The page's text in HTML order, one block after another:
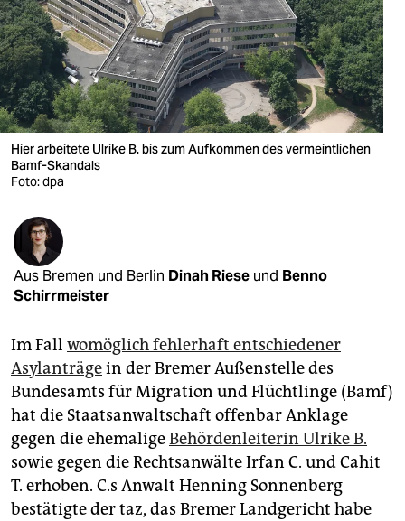
nord
wahrheit
verlag
verlag
veranstaltungen
fragen & hilfe
unterstützen
genossenschaft
epaper login
Hier arbeitete Ulrike B. bis zum Aufkommen des vermeintlichen
Bamf-Skandals
Foto: dpa
Aus Bremen und Berlin Dinah Riese und Benno
Schirrmeister
Im Fall womöglich fehlerhaft entschiedener
Asylanträgein der Bremer Außenstelle des
Bundesamts für Migration und Flüchtlinge (Bamf)
hat die Staatsanwaltschaft offenbar Anklage
gegen die ehemaligeBehördenleiterin Ulrike B.
sowie gegen die Rechtsanwälte Irfan C. und Cahit
T. erhoben. C.s Anwalt Henning Sonnenberg
bestätigte der taz, das Bremer Landgericht habe